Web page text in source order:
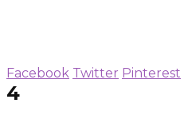
4
Facebook Twitter Pinterest